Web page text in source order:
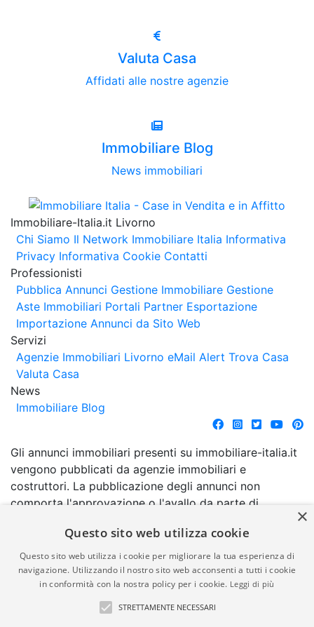
Valuta Casa
Affidati alle nostre agenzie
Immobiliare Blog
News immobiliari
Immobiliare-Italia.it Livorno
Chi Siamo Il Network Immobiliare Italia Informativa
Privacy Informativa Cookie Contatti
Professionisti
Pubblica Annunci Gestione Immobiliare Gestione
Aste Immobiliari Portali Partner Esportazione
Importazione Annunci da Sito Web
Servizi
Agenzie Immobiliari Livorno eMail Alert Trova Casa
Valuta Casa
News
Immobiliare Blog
Gli annunci immobiliari presenti su immobiliare-italia.it
vengono pubblicati da agenzie immobiliari e
costruttori. La pubblicazione degli annunci non
comporta l'approvazione o l'avallo da parte di
garanzia da parte di quest'ultima. immobiliare-italia.it
quindi non è responsabile della veridicità, della
correttezza, della completezza, della normativa in
materia di privacy e/o di alcun altro aspetto dei
suddetti annunci.
×
Questo sito web utilizza cookie
Questo sito web utilizza i cookie per migliorare la tua esperienza di
navigazione. Utilizzando il nostro sito web acconsenti a tutti i cookie
in conformità con la nostra policy per i cookie. Leggi di più
STRETTAMENTE NECESSARI